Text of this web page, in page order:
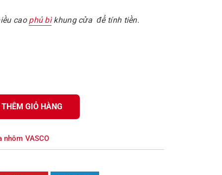
cao phủ bìkhung cửa để tính tiền.
THÊM GIỎ HÀNG
nhôm VASCO